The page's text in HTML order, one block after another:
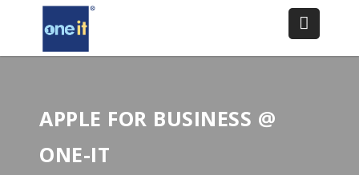
APPLE FOR BUSINESS @
ONE-IT